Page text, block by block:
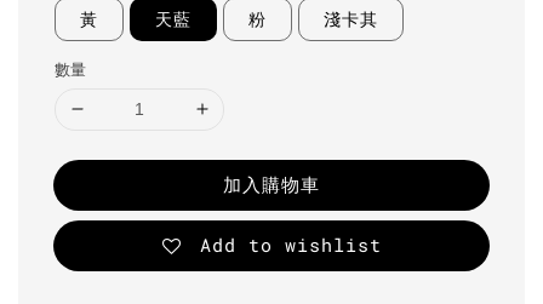
黃 天藍 粉 淺卡其
數量
加入購物車
Add to wishlist